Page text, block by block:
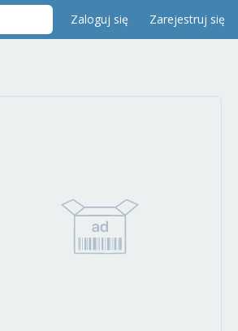
Zaloguj się Zarejestruj się